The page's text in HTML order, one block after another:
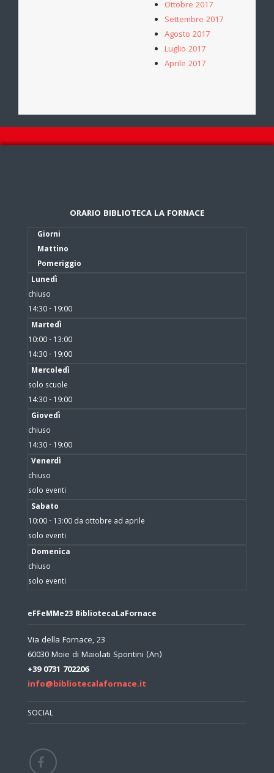
Ottobre 2017
Settembre 2017
Agosto 2017
Luglio 2017
Aprile 2017
ORARIO BIBLIOTECA LA FORNACE
Giorni
Mattino
Pomeriggio
Lunedì
chiuso
14:30 - 19:00
Martedì
10:00 - 13:00
14:30 - 19:00
Mercoledì
solo scuole
14:30 - 19:00
Giovedì
chiuso
14:30 - 19:00
Venerdì
chiuso
solo eventi
Sabato
10:00 - 13:00 da ottobre ad aprile
solo eventi
Domenica
chiuso
solo eventi
eFFeMMe23 BibliotecaLaFornace
Via della Fornace, 23
60030 Moie di Maiolati Spontini (An)
+39 0731 702206
info@bibliotecalafornace.it
SOCIAL